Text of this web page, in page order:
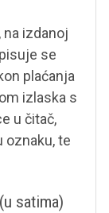
na izdanoj
se
plaćanja
izlaska s
u čitač,
oznaku, te
satima)